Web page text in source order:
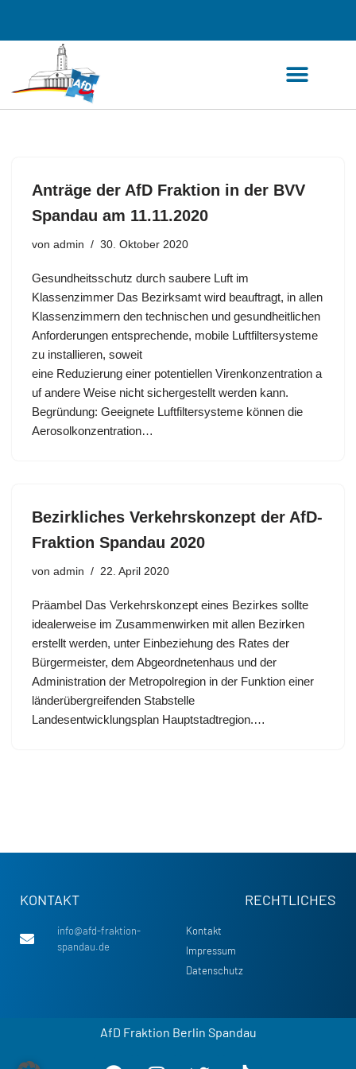
Zum
springen
Anträge der AfD Fraktion in der BVV
Spandau am 11.11.2020
von admin 30. Oktober 2020
Gesundheitsschutz durch saubere Luft im
Klassenzimmer Das Bezirksamt wird beauftragt, in allen
Klassenzimmern den technischen und gesundheitlichen
Anforderungen entsprechende, mobile Luftfiltersysteme
zu installieren, soweit
eine Reduzierung einer potentiellen Virenkonzentration a
uf andere Weise nicht sichergestellt werden kann.
Begründung: Geeignete Luftfiltersysteme können die
Aerosolkonzentration…
Bezirkliches Verkehrskonzept der AfD-
Fraktion Spandau 2020
von admin 22. April 2020
Präambel Das Verkehrskonzept eines Bezirkes sollte
idealerweise im Zusammenwirken mit allen Bezirken
erstellt werden, unter Einbeziehung des Rates der
Bürgermeister, dem Abgeordnetenhaus und der
Administration der Metropolregion in der Funktion einer
länderübergreifenden Stabstelle
Landesentwicklungsplan Hauptstadtregion.…
KONTAKT
info@afd-fraktion-
spandau.de
RECHTLICHES
Kontakt
Impressum
Datenschutz
AfD Fraktion Berlin Spandau